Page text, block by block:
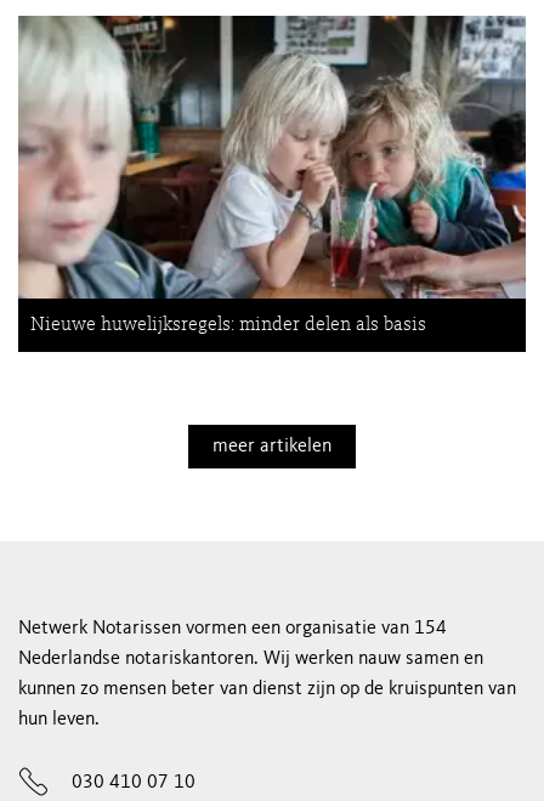
Nieuwe huwelijksregels: minder delen als basis
meer artikelen
Netwerk Notarissen vormen een organisatie van 154
Nederlandse notariskantoren. Wij werken nauw samen en
kunnen zo mensen beter van dienst zijn op de kruispunten van
hun leven.
030 410 07 10